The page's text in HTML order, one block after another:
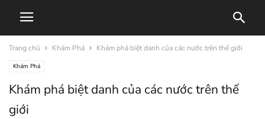
Trang chủ Khám Phá Khám phá biệt danh của các nước trên thế giới
Khám Phá
Khám phá biệt danh của các nước trên thế
giới